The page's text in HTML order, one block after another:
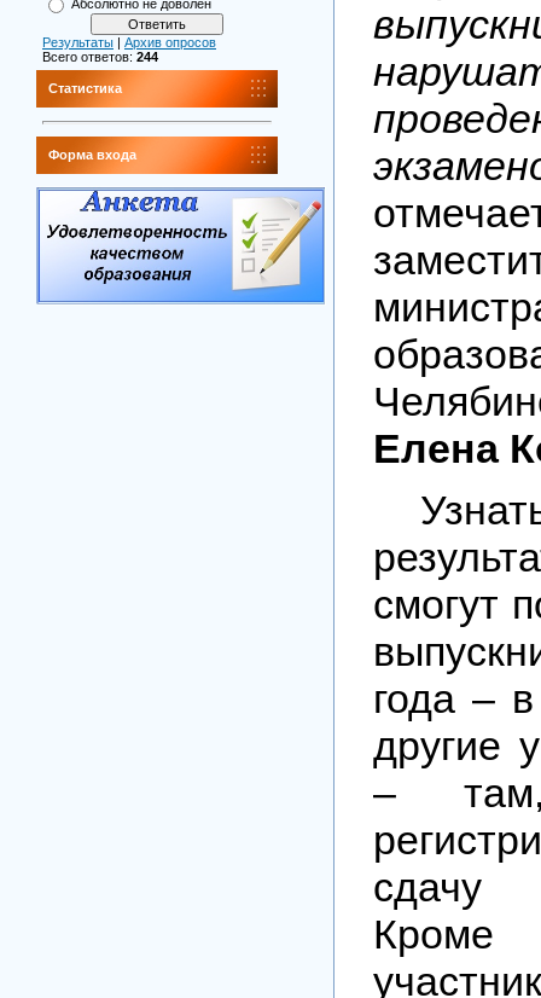
Абсолютно не доволен
Результаты
Архив опросов
Всего ответов: 244
Статистика
Форма входа
Елена
смогут
года –
другие
–